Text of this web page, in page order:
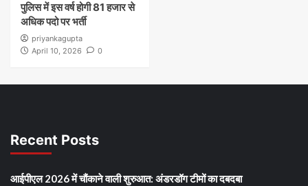
पुलिस में इस वर्ष होगी 81 हजार से
अधिक पदो पर भर्ती
priyankagupta
April 10, 2026
0
Recent Posts
आईपीएल 2026 में चौंकाने वाली शुरुआत: अंडरडॉग टीमों का दबदबा